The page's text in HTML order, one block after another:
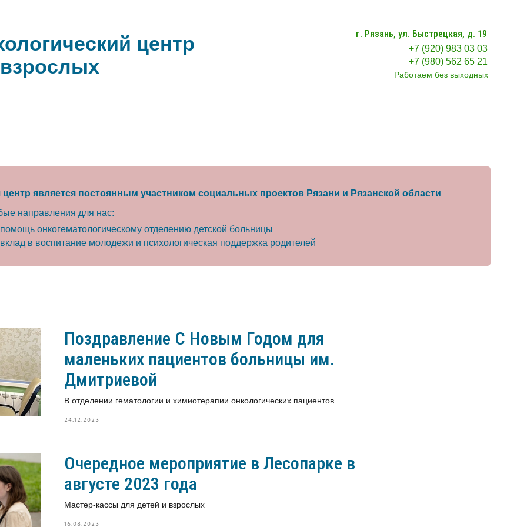
г. Рязань, ул. Быстрецкая, д. 19
+7 (920) 983 03 03
+7 (980) 562 65 21
Работаем без выходных
центр
является постоянным участником социальных проектов Рязани и Рязанской области
помощь онкогематологическому отделению детской больницы
направления для нас:
вклад в воспитание молодежи и психологическая поддержка родителей
Поздравление С Новым Годом для
маленьких пациентов больницы им.
Дмитриевой
В отделении гематологии и химиотерапии онкологических пациентов
24.12.2023
Очередное мероприятие в Лесопарке в
августе 2023 года
Мастер-кассы для детей и взрослых
16.08.2023